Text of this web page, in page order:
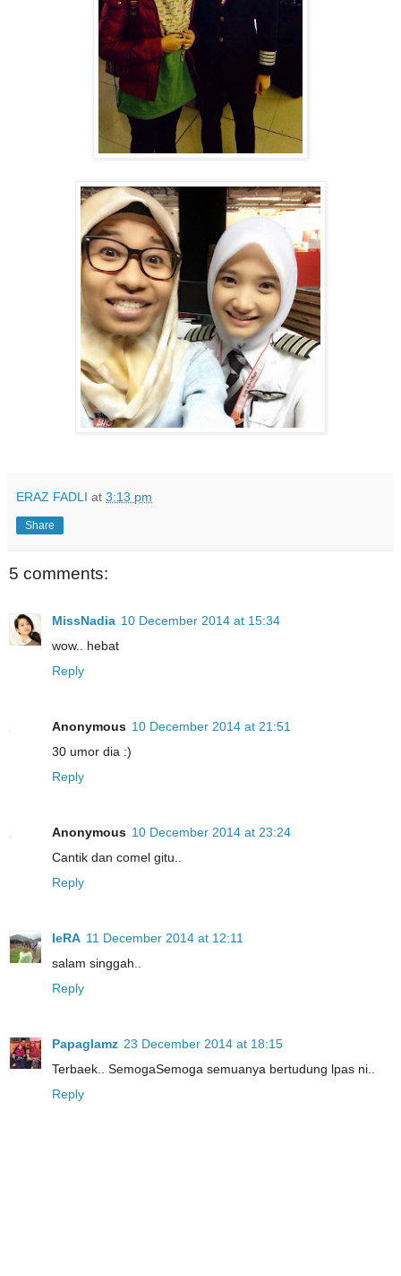
ERAZ FADLI at 3:13 pm
Share
5 comments:
MissNadia 10 December 2014 at 15:34
wow.. hebat
Reply
Anonymous 10 December 2014 at 21:51
30 umor dia :)
Reply
Anonymous 10 December 2014 at 23:24
Cantik dan comel gitu..
Reply
IeRA 11 December 2014 at 12:11
salam singgah..
Reply
Papaglamz 23 December 2014 at 18:15
Terbaek.. SemogaSemoga semuanya bertudung lpas ni..
Reply